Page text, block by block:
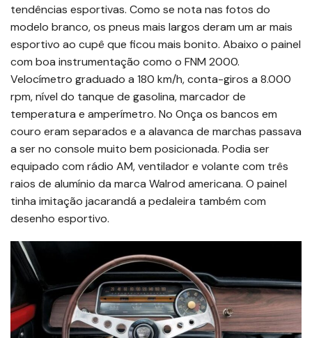
tendências esportivas. Como se nota nas fotos do
modelo branco, os pneus mais largos deram um ar mais
esportivo ao cupê que ficou mais bonito. Abaixo o painel
com boa instrumentação como o FNM 2000.
Velocímetro graduado a 180 km/h, conta-giros a 8.000
rpm, nível do tanque de gasolina, marcador de
temperatura e amperímetro. No Onça os bancos em
couro eram separados e a alavanca de marchas passava
a ser no console muito bem posicionada. Podia ser
equipado com rádio AM, ventilador e volante com três
raios de alumínio da marca Walrod americana. O painel
tinha imitação jacarandá a pedaleira também com
desenho esportivo.